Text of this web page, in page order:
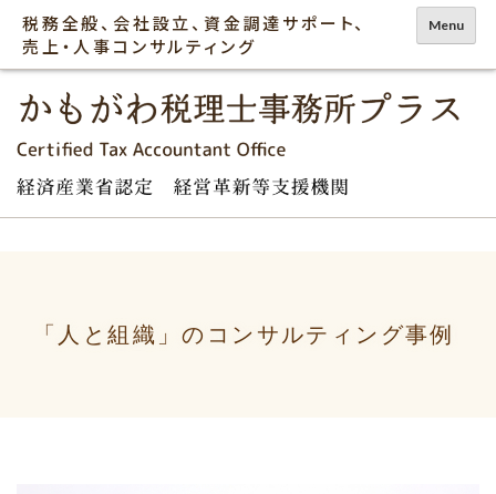
テ
ツ
ス
税務全般、会社設立、資金調達サポート、
売上・人事コンサルティング
Menu
「⼈と組織」のコンサルティング事例